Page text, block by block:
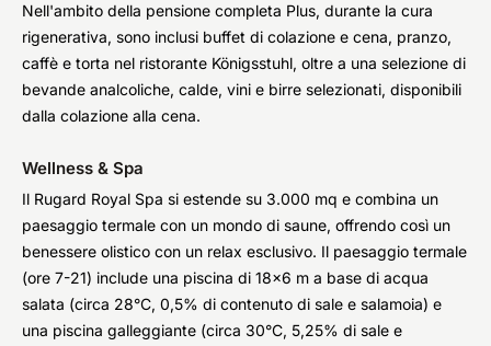
Nell'ambito della pensione completa Plus, durante la cura
rigenerativa, sono inclusi buffet di colazione e cena, pranzo,
caffè e torta nel ristorante Königsstuhl, oltre a una selezione di
bevande analcoliche, calde, vini e birre selezionati, disponibili
dalla colazione alla cena.
Wellness & Spa
Il Rugard Royal Spa si estende su 3.000 mq e combina un
paesaggio termale con un mondo di saune, offrendo così un
benessere olistico con un relax esclusivo. Il paesaggio termale
(ore 7-21) include una piscina di 18x6 m a base di acqua
salata (circa 28°C, 0,5% di contenuto di sale e salamoia) e
una piscina galleggiante (circa 30°C, 5,25% di sale e